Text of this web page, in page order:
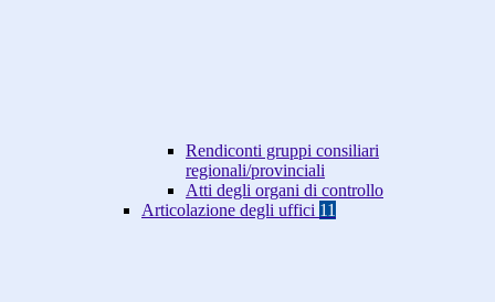
Rendiconti gruppi consiliari
regionali/provinciali
Atti degli organi di controllo
Articolazione degli uffici 11